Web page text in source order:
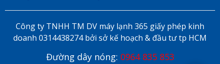
Công ty TNHH TM DV máy lạnh 365 giấy phép kinh
doanh 0314438274 bởi sở kế hoạch & đầu tư tp HCM
Đường dây nóng: 0964 835 853